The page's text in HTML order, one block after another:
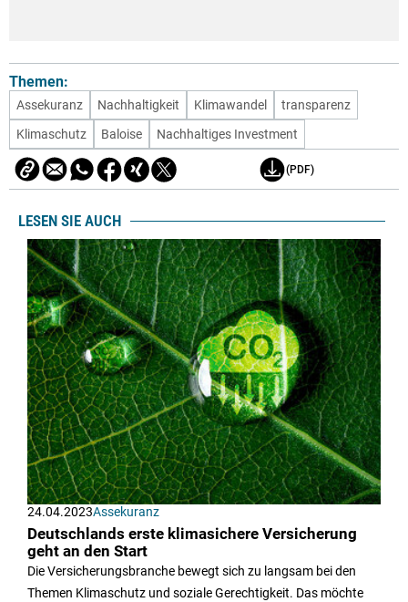
Themen:
Assekuranz Nachhaltigkeit Klimawandel
transparenz
Klimaschutz
Baloise Nachhaltiges Investment
(PDF)
LESEN SIE AUCH
24.04.2023Assekuranz
Deutschlands erste klimasichere Versicherung
geht an den Start
Die Versicherungsbranche bewegt sich zu langsam bei den
Themen Klimaschutz und soziale Gerechtigkeit. Das möchte